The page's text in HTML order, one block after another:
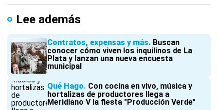
Lee además
Contratos, expensas y más Buscan
conocer cómo viven los inquilinos de La
Plata y lanzan una nueva encuesta
municipal
Qué Hago Con cocina en vivo, música y
hortalizas de productores llega a
Meridiano V la fiesta "Producción Verde"